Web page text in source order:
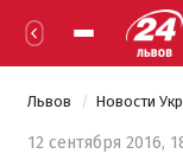
Львов Новости
12 сентября 2016,